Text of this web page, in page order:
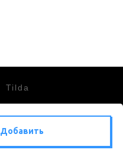
Добавить
Tilda